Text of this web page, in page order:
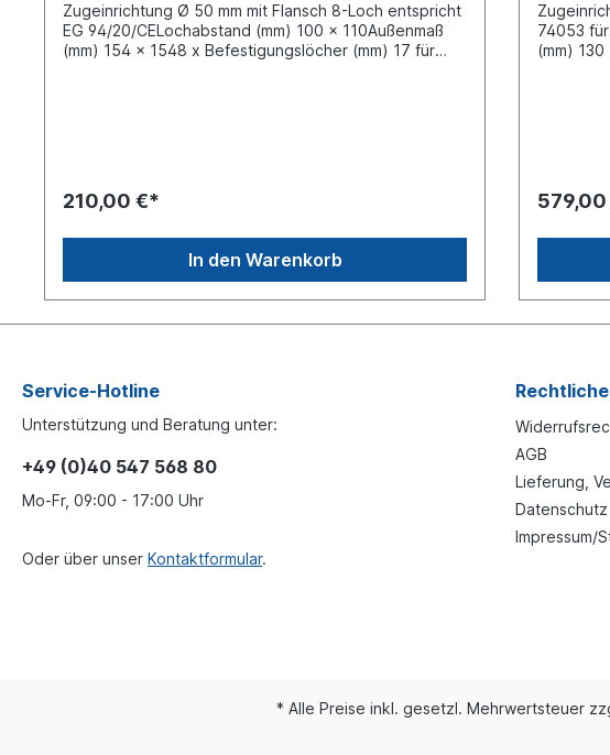
Zugeinrichtung Ø 50 mm mit Flansch 8-Loch entspricht
EG 94/20/CELochabstand (mm) 100 x 110Außenmaß
(mm) 154 x 1548 x Befestigungslöcher (mm) 17 für
Stützlast 2500 kg, V-Wert 55 kNweitere Informationen
Schweißarbeiten an Zugösen müssen durch
fachkundiges Personal erfolgen! Amtlicher
Richtlinie 94/20 Anhang VII oder die ECE Regelung 55
210,00 €*
In den Warenkorb
74053
(mm)
Anhang
Service-Hotline
Unterstützung und Beratung unter:
+49 (0)40 547 568 80
Mo-Fr, 09:00 - 17:00 Uhr
Oder über unser Kontaktformular.
AGB
Lieferung,
Datenschutz
Impressum/
* Alle Preise inkl. gesetzl. Mehrwertsteuer